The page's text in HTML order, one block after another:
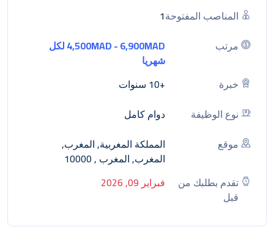
المناصب المفتوحة1
مرتب
4,500MAD - 6,900MAD لكل
شهريا
خبرة
+10 سنوات
نوع الوظيفة
دوام كامل
موقع
المملكة المغربية, المغرب,
المغرب, المغرب , 10000
تقدم بطلبك من
قبل
فبراير 09, 2026